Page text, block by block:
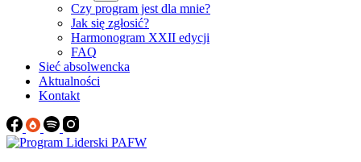
Czy program jest dla mnie?
Jak się zgłosić?
Harmonogram XXII edycji
FAQ
Sieć absolwencka
Aktualności
Kontakt